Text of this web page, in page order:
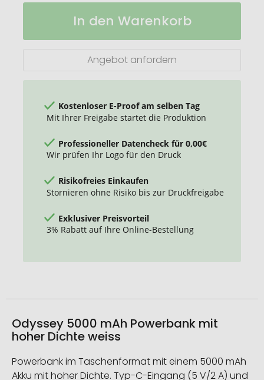
hoher
In den Warenkorb
Angebot anfordern
Kostenloser E-Proof am selben Tag
Mit Ihrer Freigabe startet die Produktion
Professioneller Datencheck für 0,00€
Wir prüfen Ihr Logo für den Druck
Risikofreies Einkaufen
Stornieren ohne Risiko bis zur Druckfreigabe
Exklusiver Preisvorteil
3% Rabatt auf Ihre Online-Bestellung
Odyssey 5000 mAh Powerbank mit
hoher Dichte weiss
Powerbank im Taschenformat mit einem 5000 mAh
Akku mit hoher Dichte. Typ-C-Eingang (5 V/2 A) und